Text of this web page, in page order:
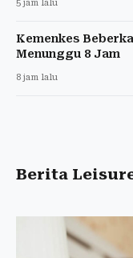
5 jam lalu
Kemenkes
Menunggu 8 Jam
8 jam lalu
Berita